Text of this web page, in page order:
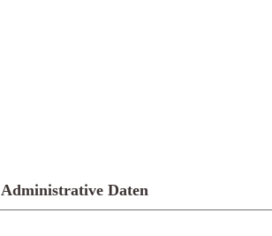
Administrative Daten